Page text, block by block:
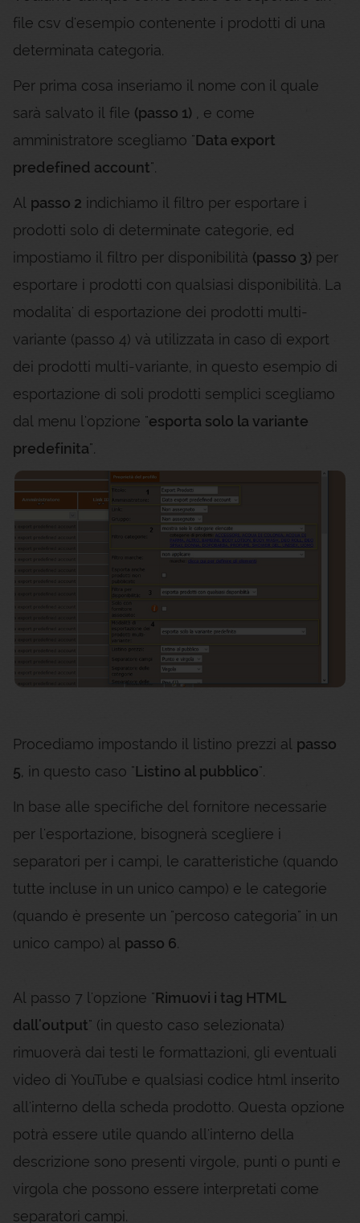
file csv d'esempio contenente i prodotti di una
determinata categoria.
Per prima cosa inseriamo il nome con il quale
sarà salvato il file (passo 1) , e come
amministratore scegliamo "Data export
predefined account".
Al passo 2 indichiamo il filtro per esportare i
prodotti solo di determinate categorie, ed
impostiamo il filtro per disponibilità (passo 3) per
esportare i prodotti con qualsiasi disponibilità. La
modalita' di esportazione dei prodotti multi-
variante (passo 4) và utilizzata in caso di export
dei prodotti multi-variante, in questo esempio di
esportazione di soli prodotti semplici scegliamo
dal menu l'opzione "esporta solo la variante
predefinita".
Procediamo impostando il listino prezzi al passo
5 , in questo caso "Listino al pubblico".
In base alle specifiche del fornitore necessarie
per l'esportazione, bisognerà scegliere i
separatori per i campi, le caratteristiche (quando
tutte incluse in un unico campo) e le categorie
(quando è presente un "percoso categoria" in un
unico campo) al passo 6.
Al passo 7 l'opzione "Rimuovi i tag HTML
dall'output" (in questo caso selezionata)
rimuoverà dai testi le formattazioni, gli eventuali
video di YouTube e qualsiasi codice html inserito
all'interno della scheda prodotto. Questa opzione
potrà essere utile quando all'interno della
descrizione sono presenti virgole, punti o punti e
virgola che possono essere interpretati come
separatori campi.